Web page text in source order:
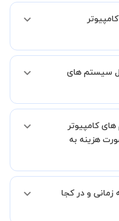
موارد لازم برای برگزاری
توضیح خواهند داد.
سیستم های
کامپیوتر
هزینه به
در کنار دوستان و یا
امکان وجود دارد. در این
و در کجا